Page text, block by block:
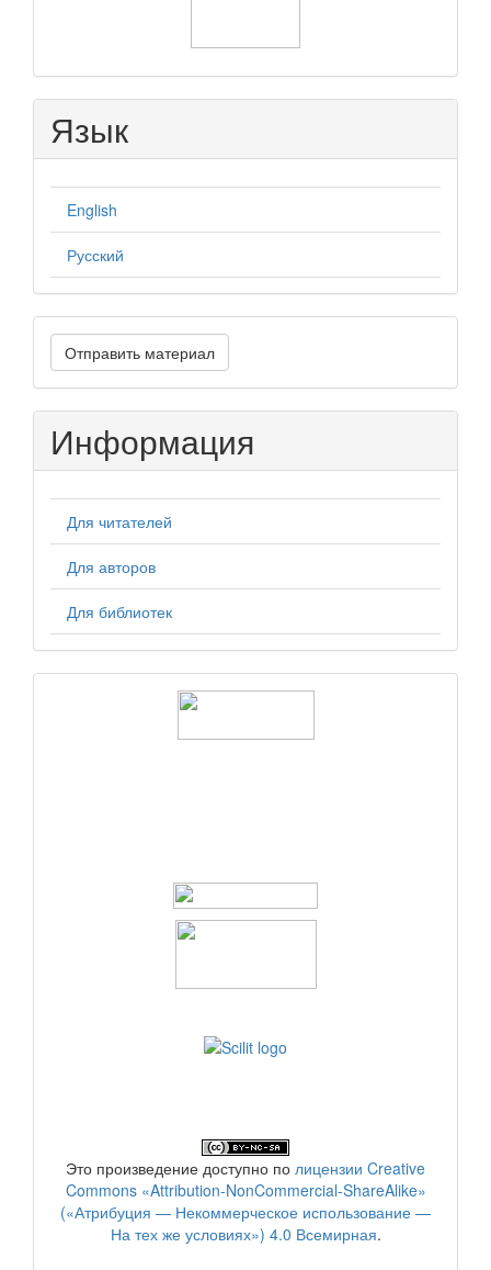
Язык
English
Русский
Отправить
материал
Отправить материал
Информация
Для читателей
Для авторов
Для библиотек
Это произведение доступно по лицензии Creative
Commons «Attribution-NonCommercial-ShareAlike»
(«Атрибуция — Некоммерческое использование —
На тех же условиях») 4.0 Всемирная.